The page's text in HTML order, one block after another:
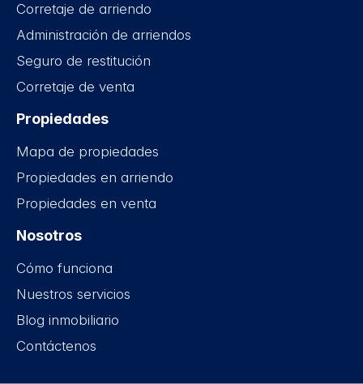
Corretaje de arriendo
Administración de arriendos
Seguro de restitución
Corretaje de venta
Propiedades
Mapa de propiedades
Propiedades en arriendo
Propiedades en venta
Nosotros
Cómo funciona
Nuestros servicios
Blog inmobiliario
Contáctenos